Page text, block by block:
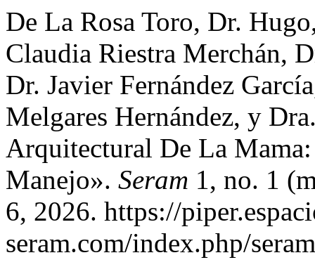
De La Rosa Toro, Dr.
Claudia Riestra Merchán,
Dr. Javier Fernández
Melgares Hernández, y
Arquitectural De La
Manejo». Seram 1, no. 1
6, 2026. https://
seram.com/index.php/